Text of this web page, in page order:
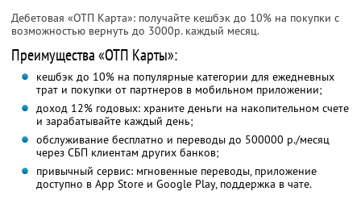
Дебетовая «ОТП Карта»: получайте кешбэк до 10% на покупки с
возможностью вернуть до 3000р. каждый месяц.
Преимущества «ОТП Карты»:
кешбэк до 10% на популярные категории для ежедневных
трат и покупки от партнеров в мобильном приложении;
доход 12% годовых: храните деньги на накопительном счете
и зарабатывайте каждый день;
обслуживание бесплатно и переводы до 500000 р./месяц
через СБП клиентам других банков;
привычный сервис: мгновенные переводы, приложение
доступно в App Store и Google Play, поддержка в чате.